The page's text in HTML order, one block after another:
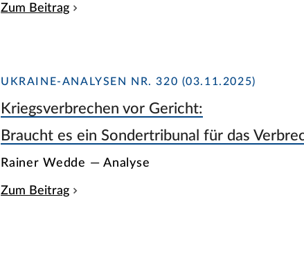
Zum Beitrag
UKRAINE-ANALYSEN NR. 320 (03.11.2025)
Kriegsverbrechen vor Gericht:
Braucht es ein Sondertribunal für das
Rainer Wedde — Analyse
Zum Beitrag